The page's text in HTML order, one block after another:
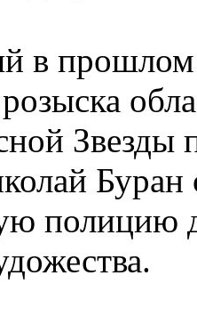
в прошлом
Звезды
Буран
полицию